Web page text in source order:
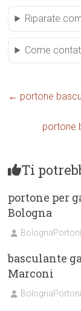
Riparate
Come
← portone
portone
Ti
portone per
Bologna
basculante
Marconi